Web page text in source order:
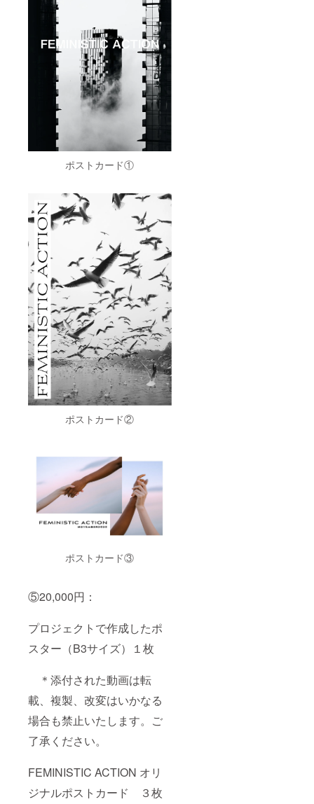
ポストカード①
ポストカード②
ポストカード③
⑤20,000円：
プロジェクトで作成したポ
スター（B3サイズ）１枚
＊添付された動画は転
載、複製、改変はいかなる
場合も禁止いたします。ご
了承ください。
FEMINISTIC ACTION オリ
ジナルポストカード ３枚